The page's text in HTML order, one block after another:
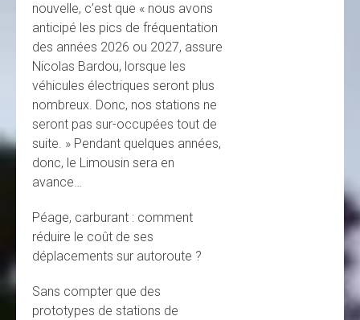
nouvelle, c’est que « nous avons
anticipé les pics de fréquentation
des années 2026 ou 2027, assure
Nicolas Bardou, lorsque les
véhicules électriques seront plus
nombreux. Donc, nos stations ne
seront pas sur-occupées tout de
suite. » Pendant quelques années,
donc, le Limousin sera en
avance…
Péage, carburant : comment
réduire le coût de ses
déplacements sur autoroute ?
Sans compter que des
prototypes de stations de